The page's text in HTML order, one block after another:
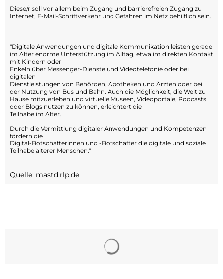
Diese/r soll vor allem beim Zugang und barrierefreien Zugang zu
Internet, E-Mail-Schriftverkehr und Gefahren im Netz behilflich sein.
"Digitale Anwendungen und digitale Kommunikation leisten gerade
im Alter enorme Unterstützung im Alltag, etwa im direkten Kontakt
mit Kindern oder
Enkeln über Messenger-Dienste und Videotelefonie oder bei
digitalen
Dienstleistungen von Behörden, Apotheken und Ärzten oder bei
der Nutzung von Bus und Bahn. Auch die Möglichkeit, die Welt zu
Hause mitzuerleben und virtuelle Museen, Videoportale, Podcasts
oder Blogs nutzen zu können, erleichtert die
Teilhabe im Alter.
Durch die Vermittlung digitaler Anwendungen und Kompetenzen
fördern die
Digital-Botschafterinnen und -Botschafter die digitale und soziale
Teilhabe älterer Menschen."
Quelle: mastd.rlp.de